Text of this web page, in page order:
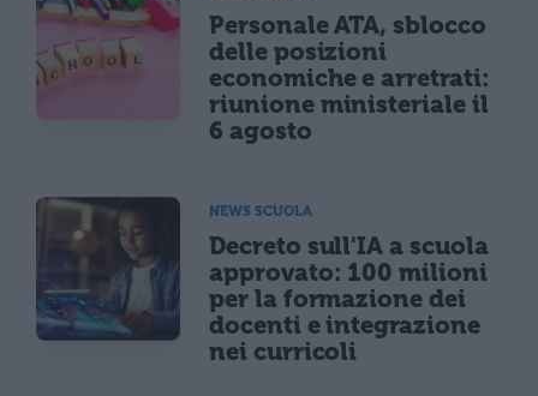
Personale ATA, sblocco
delle posizioni
economiche e arretrati:
riunione ministeriale il
6 agosto
NEWS SCUOLA
Decreto sull'IA a scuola
approvato: 100 milioni
per la formazione dei
docenti e integrazione
nei curricoli